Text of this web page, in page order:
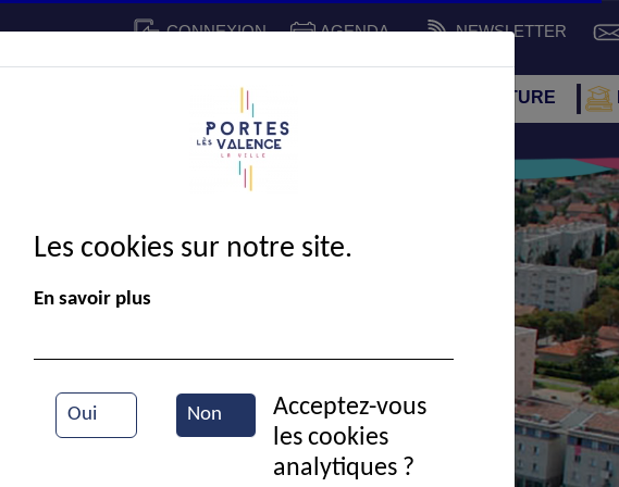
CONNEXION AGENDA NEWSLETTER
CADRE DE VIE SPORT ET CULTURE
Vue aérienne de la ville
Les cookies sur notre site.
En savoir plus
Oui Non
Acceptez-vous
les cookies
analytiques ?